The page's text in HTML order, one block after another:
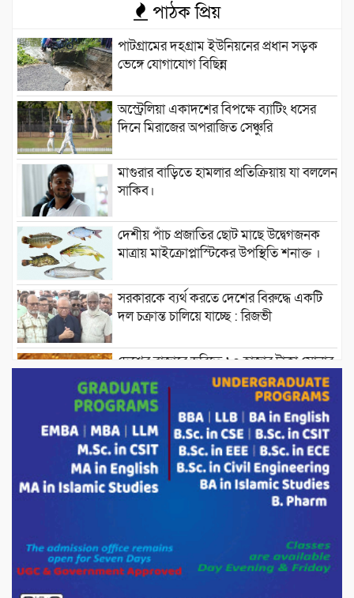
পাঠক প্রিয়
পাটগ্রামের দহগ্রাম ইউনিয়নের প্রধান সড়ক
ভেঙ্গে যোগাযোগ বিছিন্ন
অস্ট্রেলিয়া একাদশের বিপক্ষে ব্যাটিং ধসের
দিনে মিরাজের অপরাজিত সেঞ্চুরি
মাগুরার বাড়িতে হামলার প্রতিক্রিয়ায় যা বললেন
সাকিব।
দেশীয় পাঁচ প্রজাতির ছোট মাছে উদ্বেগজনক
মাত্রায় মাইক্রোপ্লাস্টিকের উপস্থিতি শনাক্ত ।
সরকারকে ব্যর্থ করতে দেশের বিরুদ্ধে একটি
দল চক্রান্ত চালিয়ে যাচ্ছে : রিজভী
দেশের বাজারে ভরিতে ১০ হাজার টাকা সোনার
দাম বাড়ানোর ঘোষণা।
ভারপ্রাপ্ত রাষ্ট্রপতি হাফিজ উদ্দিন আহমদের
সাথে এইচটি বাংলা অনলাইন পোর্টাল ও আইপি
টিভির সম্পাদক মোঃ ইসমাইল হোসেনের
সৌজন্য সাক্ষাৎ।
পাটগ্রামে জুলাই অভ্যুত্থান দিবস উপলক্ষে
পোরশায় গণঅভ্যুত্থান দিবসে শহিদ ও জুলাই